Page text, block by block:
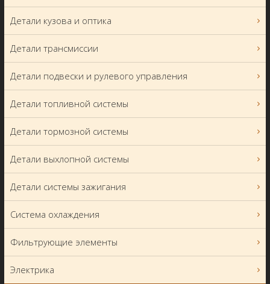
Детали кузова и оптика
Детали трансмиссии
Детали подвески и рулевого управления
Детали топливной системы
Детали тормозной системы
Детали выхлопной системы
Детали системы зажигания
Система охлаждения
Фильтрующие элементы
Электрика